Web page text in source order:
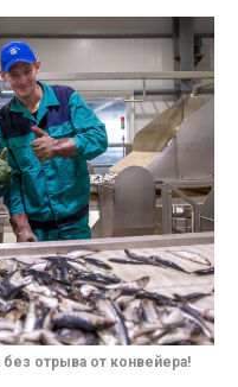
отрыва от конвейера!